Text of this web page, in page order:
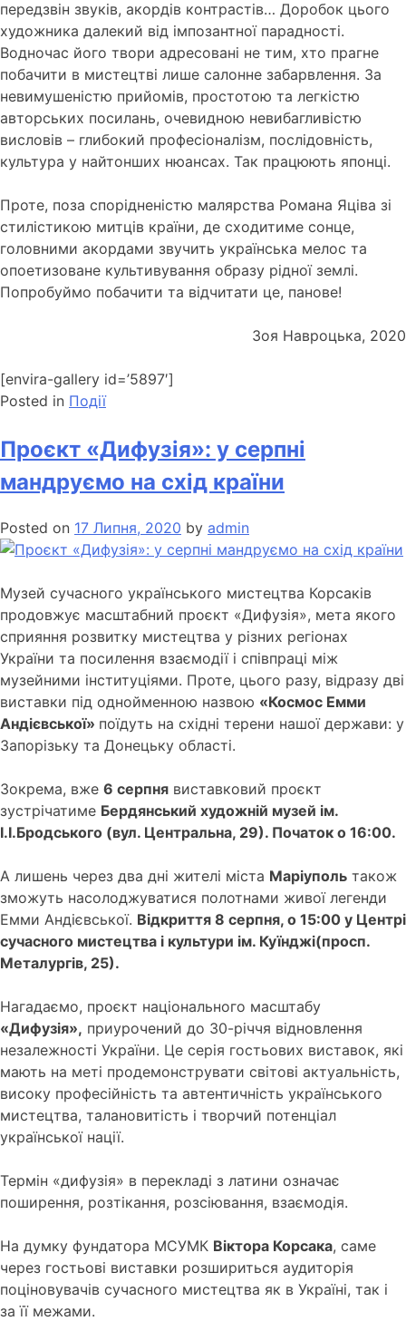
передзвін звуків, акордів контрастів… Доробок цього
художника далекий від імпозантної парадності.
Водночас його твори адресовані не тим, хто прагне
побачити в мистецтві лише салонне забарвлення. За
невимушеністю прийомів, простотою та легкістю
авторських посилань, очевидною невибагливістю
висловів – глибокий професіоналізм, послідовність,
культура у найтонших нюансах. Так працюють японці.
Проте, поза спорідненістю малярства Романа Яціва зі
стилістикою митців країни, де сходитиме сонце,
головними акордами звучить українська мелос та
опоетизоване культивування образу рідної землі.
Попробуймо побачити та відчитати це, панове!
Зоя Навроцька, 2020
[envira-gallery id=’5897′]
Posted in Події
Проєкт «Дифузія»: у серпні
мандруємо на схід країни
Posted on 17 Липня, 2020 by admin
Музей сучасного українського мистецтва Корсаків
продовжує масштабний проєкт «Дифузія», мета якого
сприяння розвитку мистецтва у різних регіонах
України та посилення взаємодії і співпраці між
музейними інституціями. Проте, цього разу, відразу дві
виставки під однойменною назвою «Космос Емми
Андієвської» поїдуть на східні терени нашої держави: у
Запорізьку та Донецьку області.
Зокрема, вже 6 серпня виставковий проєкт
зустрічатиме Бердянський художній музей ім.
І.І.Бродського (вул. Центральна, 29). Початок о 16:00.
А лишень через два дні жителі міста Маріуполь також
зможуть насолоджуватися полотнами живої легенди
Емми Андієвської. Відкриття 8 серпня, о 15:00 у Центрі
сучасного мистецтва і культури ім. Куїнджі(просп.
Металургів, 25).
Нагадаємо, проєкт національного масштабу
«Дифузія», приурочений до 30-річчя відновлення
незалежності України. Це серія гостьових виставок, які
мають на меті продемонструвати світові актуальність,
високу професійність та автентичність українського
мистецтва, талановитість і творчий потенціал
української нації.
Термін «дифузія» в перекладі з латини означає
поширення, розтікання, розсіювання, взаємодія.
На думку фундатора МСУМК Віктора Корсака, саме
через гостьові виставки розшириться аудиторія
поціновувачів сучасного мистецтва як в Україні, так і
за її межами.